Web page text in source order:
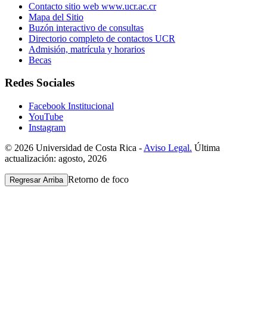
Contacto sitio web www.ucr.ac.cr
Mapa del Sitio
Buzón interactivo de consultas
Directorio completo de contactos UCR
Admisión, matrícula y horarios
Becas
Redes Sociales
Facebook Institucional
YouTube
Instagram
© 2026 Universidad de Costa Rica - Aviso Legal. Última
actualización: agosto, 2026
Regresar Arriba Retorno de foco